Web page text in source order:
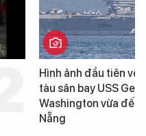
Hình ảnh đầu tiên về
tàu sân bay USS
Washington vừa đến
Nẵng